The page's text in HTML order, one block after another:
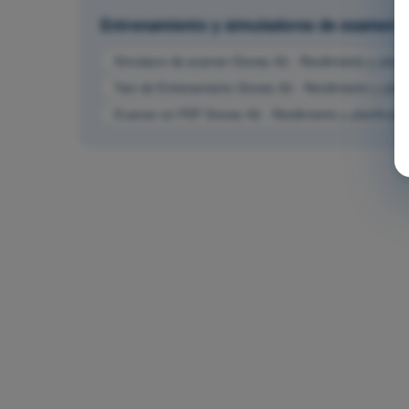
Entrenamiento y simuladores de examen